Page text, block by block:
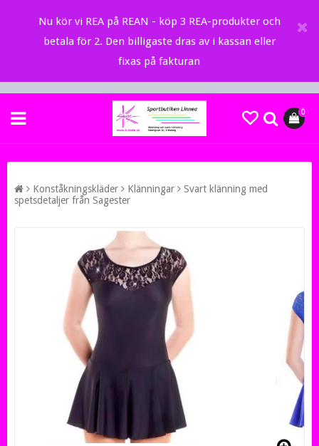
Nu kör vi REA på REAN - köp 3 REA-produkter och
betala för 2. Den billigaste dras av i kassan eller
fixas på fakturan
0
Konståkningskläder Klänningar
Svart klänning med
spetsdetaljer från Sagester